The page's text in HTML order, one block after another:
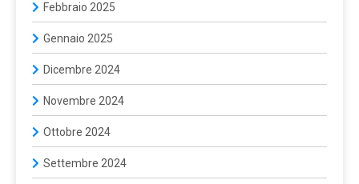
Febbraio 2025
Gennaio 2025
Dicembre 2024
Novembre 2024
Ottobre 2024
Settembre 2024